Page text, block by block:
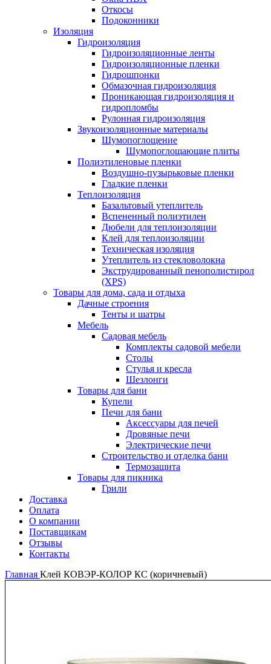
Откосы
Подоконники
Изоляция
Гидроизоляция
Гидроизоляционные ленты
Гидроизоляционные пленки
Гидрошпонки
Обмазочная гидроизоляция
Проникающая гидроизоляция и
гидропломбы
Рулонная гидроизоляция
Звукоизоляционные материалы
Шумопоглощение
Шумопоглощающие плиты
Полиэтиленовые пленки
Воздушно-пузырьковые пленки
Гладкие пленки
Теплоизоляция
Базальтовый утеплитель
Вспененный полиэтилен
Дюбели для теплоизоляции
Клей для теплоизоляции
Техническая изоляция
Утеплитель из стекловолокна
Экструдированный пенополистирол
(XPS)
Товары для дома, сада и отдыха
Дачные строения
Тенты и шатры
Мебель
Садовая мебель
Комплекты садовой мебели
Столы
Стулья и кресла
Шезлонги
Товары для бани
Купели
Печи для бани
Аксессуары для печей
Дровяные печи
Электрические печи
Строительство и отделка бани
Термозащита
Товары для пикника
Грили
Доставка
Оплата
О компании
Поставщикам
Отзывы
Контакты
Главная Клей КОВЭР-КОЛОР КС (коричневый)